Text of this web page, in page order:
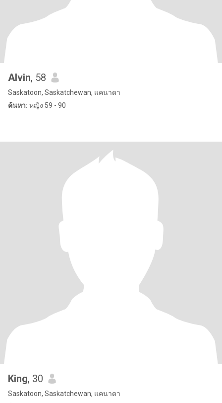
Alvin, 58
Saskatoon, Saskatchewan, แคนาดา
ค้นหา: หญิง 59 - 90
King, 30
Saskatoon, Saskatchewan, แคนาดา